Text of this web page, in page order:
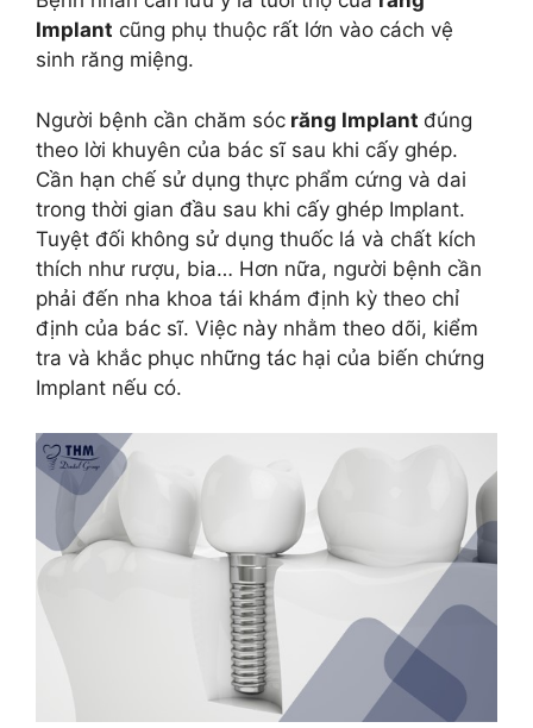
Implant cũng phụ thuộc rất lớn vào cách vệ
sinh răng miệng.
Người bệnh cần chăm sóc răng Implant đúng
theo lời khuyên của bác sĩ sau khi cấy ghép.
Cần hạn chế sử dụng thực phẩm cứng và dai
trong thời gian đầu sau khi cấy ghép Implant.
Tuyệt đối không sử dụng thuốc lá và chất kích
thích như rượu, bia… Hơn nữa, người bệnh cần
phải đến nha khoa tái khám định kỳ theo chỉ
định của bác sĩ. Việc này nhằm theo dõi, kiểm
tra và khắc phục những tác hại của biến chứng
Implant nếu có.